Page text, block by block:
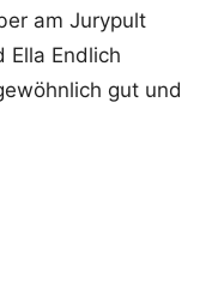
am Jurypult
Ella Endlich
gut und